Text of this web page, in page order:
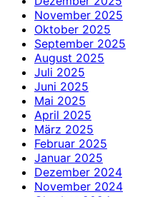
November 2025
Oktober 2025
September 2025
August 2025
Juli 2025
Juni 2025
Mai 2025
April 2025
März 2025
Februar 2025
Januar 2025
Dezember 2024
November 2024